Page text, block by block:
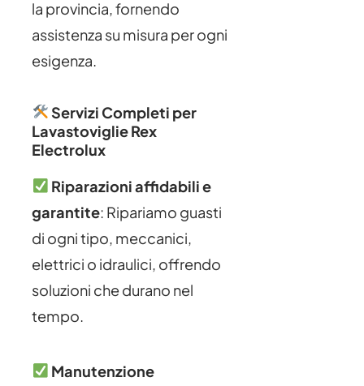
la provincia, fornendo
assistenza su misura per ogni
esigenza.
Servizi Completi per
Lavastoviglie Rex
Electrolux
Riparazioni affidabili e
garantite: Ripariamo guasti
di ogni tipo, meccanici,
elettrici o idraulici, offrendo
soluzioni che durano nel
tempo.
Manutenzione